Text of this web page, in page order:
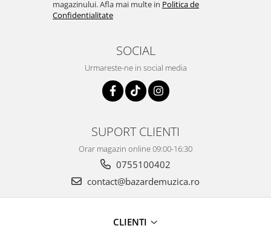
magazinului. Afla mai multe in Politica de
Confidentialitate
SOCIAL
Urmareste-ne in social media
SUPORT CLIENTI
Orar magazin online 09:00-16:30
0755100402
contact@bazardemuzica.ro
CLIENTI